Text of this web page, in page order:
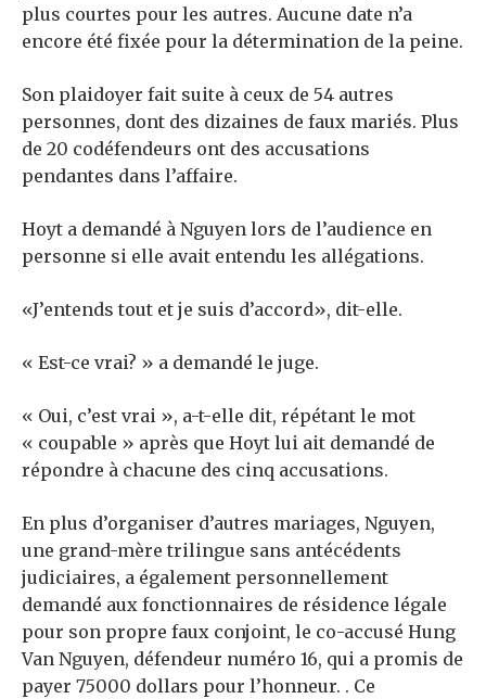
plus courtes pour les autres. Aucune date n’a
encore été fixée pour la détermination de la peine.
Son plaidoyer fait suite à ceux de 54 autres
personnes, dont des dizaines de faux mariés. Plus
de 20 codéfendeurs ont des accusations
pendantes dans l’affaire.
Hoyt a demandé à Nguyen lors de l’audience en
personne si elle avait entendu les allégations.
«J’entends tout et je suis d’accord», dit-elle.
« Est-ce vrai? » a demandé le juge.
« Oui, c’est vrai », a-t-elle dit, répétant le mot
« coupable » après que Hoyt lui ait demandé de
répondre à chacune des cinq accusations.
En plus d’organiser d’autres mariages, Nguyen,
une grand-mère trilingue sans antécédents
judiciaires, a également personnellement
demandé aux fonctionnaires de résidence légale
pour son propre faux conjoint, le co-accusé Hung
Van Nguyen, défendeur numéro 16, qui a promis de
payer 75000 dollars pour l’honneur. . Ce